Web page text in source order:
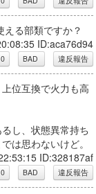
る部類ですか？
ID:aca76d94
位互換で火力も高
し、状態異常持ち
は思わないけど。
ID:328187af